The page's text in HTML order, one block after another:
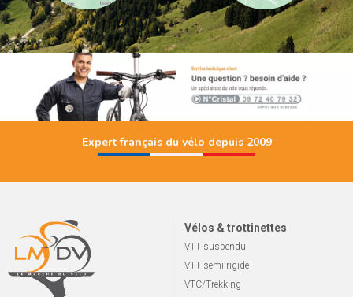
Expert français du vélo depuis 2009
Vélos & trottinettes
VTT suspendu
VTT semi-rigide
VTC/Trekking